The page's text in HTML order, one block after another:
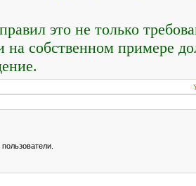
это не только
на собственном примере